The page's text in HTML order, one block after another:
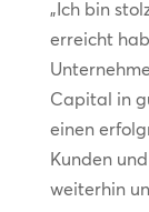
„Ich bin
erreicht
Capital in
einen
Kunden
weiterhin